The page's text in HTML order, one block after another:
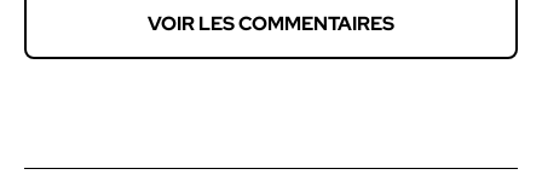
VOIR LES COMMENTAIRES